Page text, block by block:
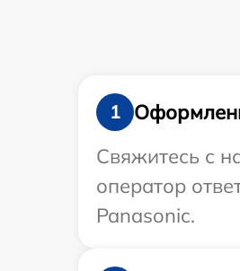
1
Свяжитесь с
оператор
Panasonic.